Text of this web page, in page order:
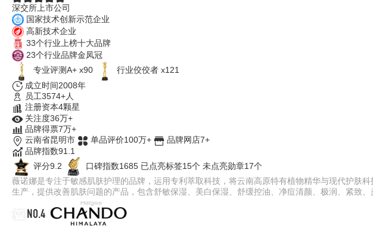
深交所上市公司
国家技术创新示范企业
高新技术企业
33个行业上榜十大品牌
23个行业品牌金凤冠
专业评测A+ x90
行业佼佼者 x121
成立时间2008年
员工3574+人
注册资本4颗星
关注度36万+
品牌得票7万+
云南省昆明市
单品评价100万+
品牌网店7+
品牌指数91.1
评分9.2
口碑指数1685 已点亮标签15个 未点亮勋章17个
薇诺娜是专注于敏感肌肤护理的品牌，运用专利萃取科技，将云南高原特有植物精华与现代护肤
生产，提供改善肌肤问题的产品，包含舒敏保湿、美白保湿、舒缓控油、净痘清颜、极润、紧致、
NO.4